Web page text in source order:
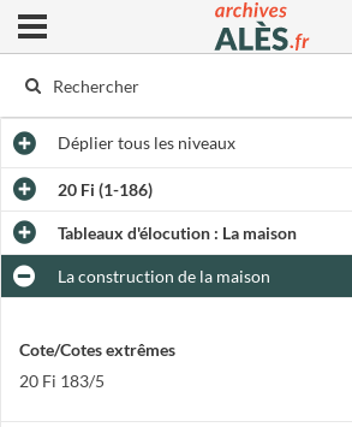
Archives municipales d'Alès
Ouvrir le menu déroulant
Dépliertous les niveaux
20 Fi (1-186)
Tableaux d'élocution : La maison
La construction de la maison
Cote/Cotes extrêmes
20 Fi 183/5